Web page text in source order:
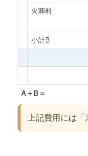
火葬料
小計B
A＋B＝
上記費用には